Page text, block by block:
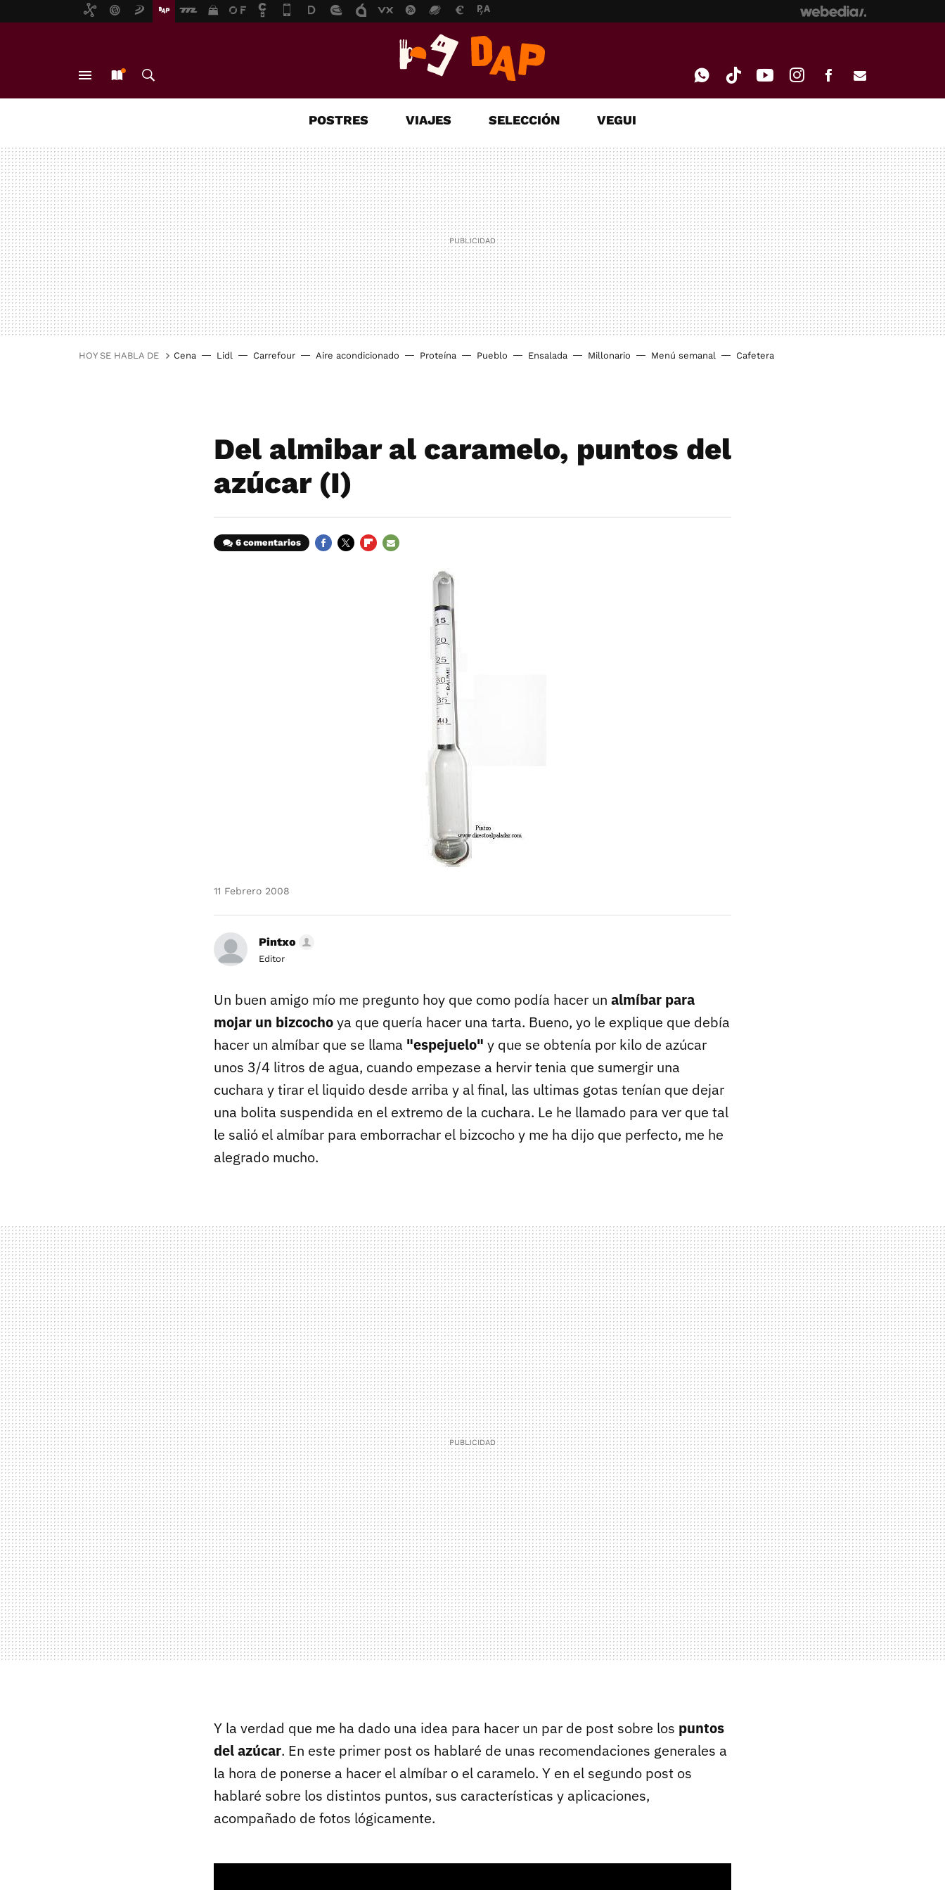
MAIL
POSTRES VIAJES SELECCIÓN VEGUI
HOY SE HABLA DE Cena Lidl Carrefour Aire acondicionado Proteína Pueblo Ensalada Millonario Menú semanal Cafetera
Del almibar al caramelo, puntos del
azúcar (I)
6 comentarios
11 Febrero 2008
Pintxo
Editor
Un buen amigo mío me pregunto hoy que como podía hacer un almíbar para
mojar un bizcochoya que quería hacer una tarta. Bueno, yo le explique que debía
hacer un almíbar que se llama "espejuelo" y que se obtenía por kilo de azúcar
unos 3/4 litros de agua, cuando empezase a hervir tenia que sumergir una
cuchara y tirar el liquido desde arriba y al final, las ultimas gotas tenían que dejar
una bolita suspendida en el extremo de la cuchara. Le he llamado para ver que tal
le salió el almíbar para emborrachar el bizcocho y me ha dijo que perfecto, me he
alegrado mucho.
Y la verdad que me ha dado una idea para hacer un par de post sobre los puntos
del azúcar. En este primer post os hablaré de unas recomendaciones generales a
la hora de ponerse a hacer el almíbar o el caramelo. Y en el segundo post os
hablaré sobre los distintos puntos, sus características y aplicaciones,
acompañado de fotos lógicamente.